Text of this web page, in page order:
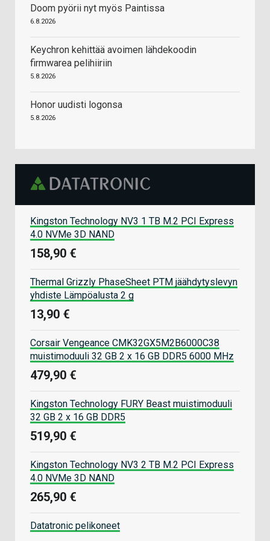
Doom pyörii nyt myös Paintissa
6.8.2026
Keychron kehittää avoimen lähdekoodin
firmwarea pelihiiriin
5.8.2026
Honor uudisti logonsa
5.8.2026
Kingston Technology NV3 1 TB M.2 PCI Express
4.0 NVMe 3D NAND
158,90 €
Thermal Grizzly PhaseSheet PTM jäähdytyslevyn
yhdiste Lämpöalusta 2 g
13,90 €
Corsair Vengeance CMK32GX5M2B6000C38
muistimoduuli 32 GB 2 x 16 GB DDR5 6000 MHz
479,90 €
Kingston Technology FURY Beast muistimoduuli
32 GB 2 x 16 GB DDR5
519,90 €
Kingston Technology NV3 2 TB M.2 PCI Express
4.0 NVMe 3D NAND
265,90 €
Datatronic pelikoneet